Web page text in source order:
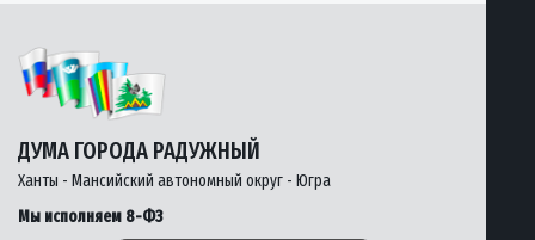
ДУМА ГОРОДА РАДУЖНЫЙ
Ханты - Мансийский автономный округ - Югра
Мы исполняем 8-ФЗ